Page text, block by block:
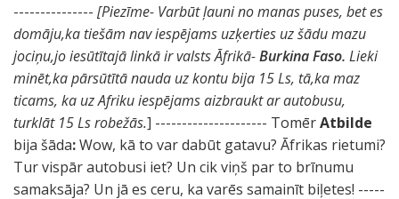
--------------- [Piezīme- Varbūt ļauni no manas puses, bet es
domāju,ka tiešām nav iespējams uzķerties uz šādu mazu
jociņu,jo iesūtītajā linkā ir valsts Āfrikā-Burkina Faso. Lieki
minēt,ka pārsūtītā nauda uz kontu bija 15 Ls, tā,ka maz
ticams, ka uz Afriku iespējams aizbraukt ar autobusu,
turklāt 15 Ls robežās.] --------------------- TomērAtbilde
bija šāda:Wow, kā to var dabūt gatavu? Āfrikas rietumi?
Tur vispār autobusi iet? Un cik viņš par to brīnumu
samaksāja? Un jā es ceru, ka varēs samainīt biļetes! -----